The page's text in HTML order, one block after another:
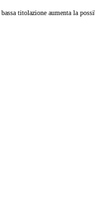
titolazione aumenta la